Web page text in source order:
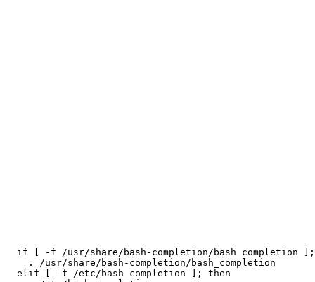
if [ -f /usr/share/bash-completion/bash_completion
    . /usr/share/bash-completion/bash_completion
  elif [ -f /etc/bash_completion ]; then